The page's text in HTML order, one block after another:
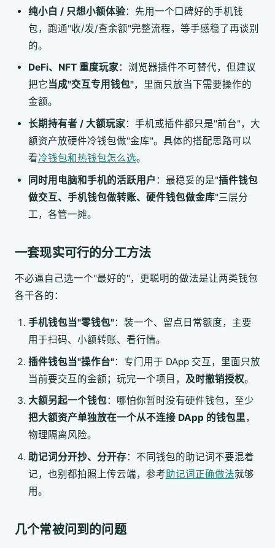
纯小白 / 只想小额体验：先用一个口碑好的手机钱
包，跑通"收/发/查余额"完整流程，等手感稳了再谈别
的。
DeFi、NFT 重度玩家：浏览器插件不可替代，但建议
把它当成"交互专用钱包"，里面只放当下需要操作的
金额。
长期持有者 / 大额玩家：手机或插件都只是"前台"，大
额资产放硬件冷钱包做"金库"。具体的搭配思路可以
看冷钱包和热钱包怎么选。
同时用电脑和手机的活跃用户 ：最稳妥的是"插件钱包
做交互、手机钱包做转账、硬件钱包做金库"三层分
工，各管一摊。
一套现实可行的分工方法
不必逼自己选一个"最好的"，更聪明的做法是让两类钱包
各干各的：
手机钱包当"零钱包"：装一个、留点日常额度，主要
用于扫码、小额转账、看行情。
插件钱包当"操作台"：专门用于 DApp 交互，里面只放
当前要交互的金额；玩完一个项目， 及时撤销授权。
大额另起一个钱包：哪怕你暂时没有硬件钱包，至少
把大额资产单独放在一个从不连接 DApp 的钱包里，
物理隔离风险。
助记词分开抄、分开存：不同钱包的助记词不要混着
记，也别都拍照上传云端，参考助记词正确做法就够
用。
几个常被问到的问题